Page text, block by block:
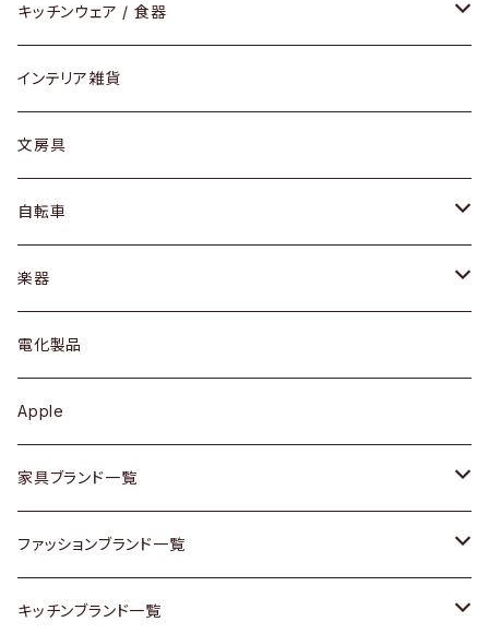
ダイニングセット / ダイニングテーブル
ローテーブル / サイドテーブル
デスク / コンソール
ドレッサー
シェルフ
キュリオケース / 飾り棚
カップボード / 食器棚
チェスト
その他家具
Vintageヴィンテージ / Antiqueアンティーク
テーブルランプ / デスクスタンド
フロアライト
アクセサリー
リング
ピアス / イヤリング
財布
バッグ
アウター
トップス
ワンピース
ボトムス
靴
スカーフ
腕時計
キッチンウェア / 食器
グラス / タンブラー
カップ / マグ
プレート / ボウル
カトラリー
ケトル / ティーポット
鍋 / フライパン
Vintage / ヴィンテージ
銀製品
和物 / 作家物
インテリア雑貨
文房具
自転車
dahon
楽器
ギター
ベース
その他楽器
電化製品
Apple
家具ブランド一覧
ACME Furniture / アクメ ファニチャー
ACTUS / アクタス
ファッションブランド一覧
agnes b / アニエス ベー
キッチンブランド一覧